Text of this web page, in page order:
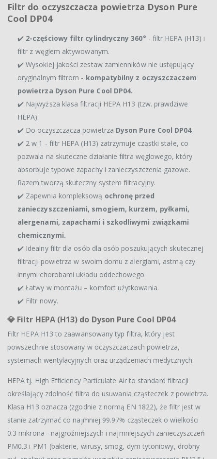
Filtr do oczyszczacza powietrza Dyson Pure
Cool DP04
✔️ 2-częściowy filtr cylindryczny 360° - filtr HEPA (H13) i
filtr z węglem aktywowanym.
✔️ Wysokiej jakości zestaw zamienników nie ustępujący
oryginalnym filtrom - kompatybilny z oczyszczaczem
powietrza Dyson Pure Cool DP04.
✔️ Najwyższa klasa filtracji HEPA H13 (tzw. prawdziwe
HEPA).
✔️ Do oczyszczacza powietrza Dyson Pure Cool DP04.
✔️ 2 w 1 - filtr HEPA (H13) zatrzymuje cząstki stałe, co
pozwala na skuteczne działanie filtra węglowego, który
absorbuje typowe zapachy i zanieczyszczenia gazowe.
Razem tworzą skuteczny system filtracyjny.
✔️ Zapewnia kompleksową ochronę przed
zanieczyszczeniami, smogiem, kurzem, pyłkami,
alergenami, zapachami i szkodliwymi związkami
chemicznymi.
✔️ Idealny filtr dla osób dla osób poszukujących skutecznej
filtracji powietrza w swoim domu z alergiami, astmą czy
innymi chorobami układu oddechowego.
✔️ Łatwy w montażu – komfort użytkowania.
✔️ Filtr nowy.
💎 Filtr HEPA (H13) do Dyson Pure Cool DP04
Filtr HEPA H13 to zaawansowany typ filtra, który jest
powszechnie stosowany w oczyszczaczach powietrza,
systemach wentylacyjnych oraz urządzeniach medycznych.
HEPA tj. High Efficiency Particulate Air to standard filtracji
określający zdolność filtra do usuwania cząsteczek z powietrza.
Klasa H13 oznacza (zgodnie z normą EN 1822), że filtr jest w
stanie zatrzymać co najmniej 99.97% cząsteczek o wielkości
0.3 mikrona - najgroźniejszych i najmniejszych zanieczyszczeń
PM0.3 i PM1 (bakterie, wirusy, smog, dym tytoniowy, drobny